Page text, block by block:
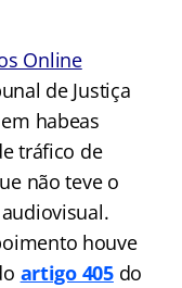
Online
de Justiça
habeas
tráfico de
não teve o
houve
artigo 405 do